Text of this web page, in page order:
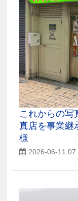
これからの写
真店を事業継
様
2026-06-11